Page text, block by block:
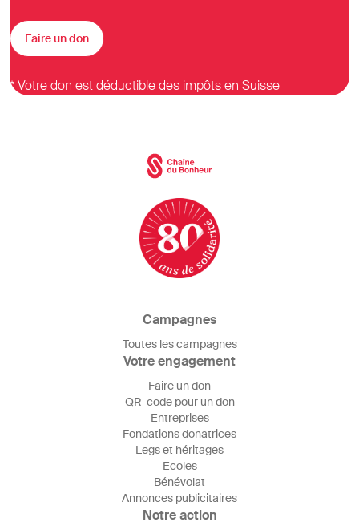
Faire un don
* Votre don est déductible des impôts en Suisse
Campagnes
Toutes les campagnes
Votre engagement
Faire un don
QR-code pour un don
Entreprises
Fondations donatrices
Legs et héritages
Ecoles
Bénévolat
Annonces publicitaires
Notre action